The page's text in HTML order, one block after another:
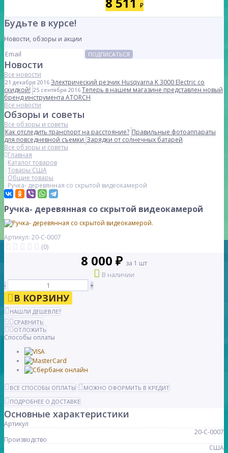
₽
Будьте в курсе!
Новости, обзоры и акции
ПОДПИСАТЬСЯ
Новости
Все новости
21 декабря 2016 Электрический резчик Husqvarna K 3000 Electric со
скидкой! 25 сентября 2016 Теперь в нашем магазине представлен новый
бренд инструмента ATORCH
Все новости
Обзоры и советы
Все обзоры и советы
Как отследить транспорт на расстояние? Правильные фотоаппараты
для повседневной съемкиЗарядки от солнечных батарей
Все обзоры и советы
Главная
Каталог товаров
Товары США
Общие товары
Ручка- деревянная со скрытой видеокамерой
Ручка- деревянная со скрытой видеокамерой
Артикул: 20-С-0007
(0)
8 000 ₽ за 1 шт
В наличии
-
+
В КОРЗИНУ
НАШЛИ ДЕШЕВЛЕ?
СРАВНИТЬ
ОТЛОЖИТЬ
Способы оплаты
ВСЕ СПОСОБЫ ОПЛАТЫ
МОЖНО ОФОРМИТЬ В КРЕДИТ
ПОДРОБНЕЕ О ДОСТАВКЕ
Основные характеристики
Артикул
20-С-0007
Производство
США